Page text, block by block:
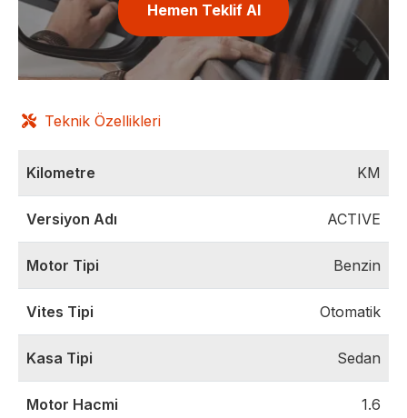
Hemen Teklif Al
Teknik Özellikleri
Kilometre KM
Versiyon Adı ACTIVE
Motor Tipi Benzin
Vites Tipi Otomatik
Kasa Tipi Sedan
Motor Hacmi 1.6